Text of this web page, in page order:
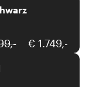
€ 1.749,-
kdln